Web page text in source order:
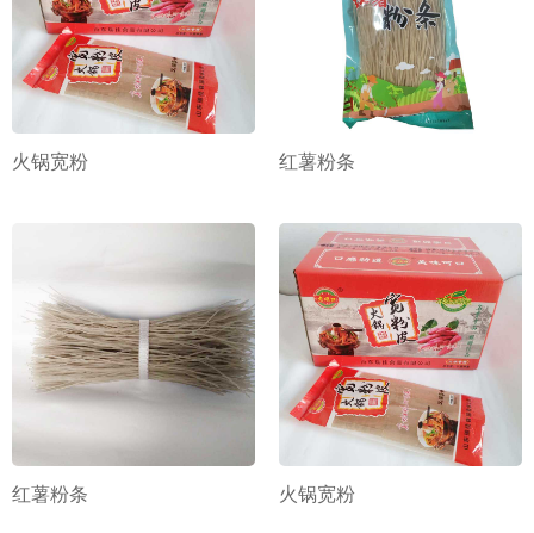
火锅宽粉 红薯粉条
红薯粉条 火锅宽粉